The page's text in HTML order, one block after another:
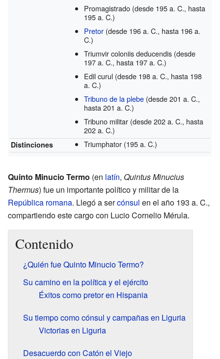
Promagistrado (desde 195 a. C., hasta
195 a. C.)
Pretor (desde 196 a. C., hasta 196 a.
C.)
Triumvir coloniis deducendis (desde
197 a. C., hasta 197 a. C.)
Edil curul (desde 198 a. C., hasta 198
a. C.)
Tribuno de la plebe (desde 201 a. C.,
hasta 201 a. C.)
Tribuno militar (desde 202 a. C., hasta
202 a. C.)
Distinciones Triumphator (195 a. C.)
Quinto Minucio Termo (en latín, Quintus Minucius
Thermus) fue un importante político y militar de la
República romana. Llegó a sercónsul en el año 193 a. C.,
compartiendo este cargo con Lucio Cornelio Mérula.
Contenido
¿Quién fue Quinto Minucio Termo?
Su camino en la política y el ejército
Éxitos como pretor en Hispania
Su tiempo como cónsul y campañas en Liguria
Victorias en Liguria
Desacuerdo con Catón el Viejo